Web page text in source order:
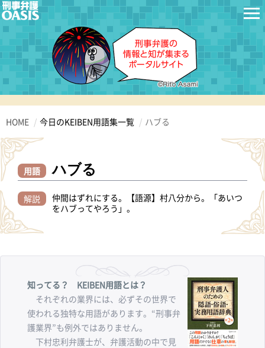
HOME 今日のKEIBEN用語集一覧 ハブる
用語 ハブる
解説
仲間はずれにする。【語源】村八分から。「あいつ
をハブってやろう」。
知ってる？ KEIBEN用語とは？
それぞれの業界には、必ずその世界で
使われる独特な用語があります。“刑事弁
護業界”も例外ではありません。
下村忠利弁護士が、弁護活動の中で見